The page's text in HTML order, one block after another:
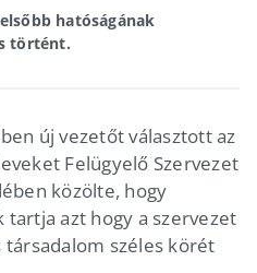
hatóságának
történt.
új vezetőt választott az
Felügyelő Szervezet
közölte, hogy
azt hogy a szervezet
széles körét